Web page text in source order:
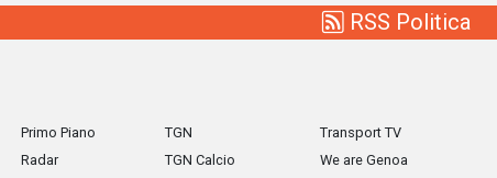
RSS Politica
Primo Piano
Radar
TGN
TGN Calcio
Transport TV
We are Genoa